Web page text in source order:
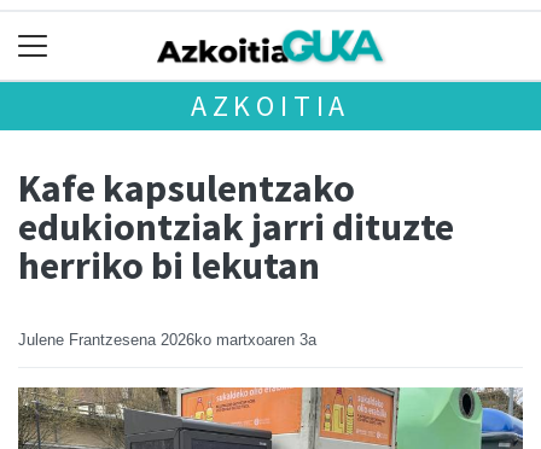
AZKOITIA
Kafe kapsulentzako
edukiontziak jarri dituzte
herriko bi lekutan
Julene Frantzesena 2026ko martxoaren 3a